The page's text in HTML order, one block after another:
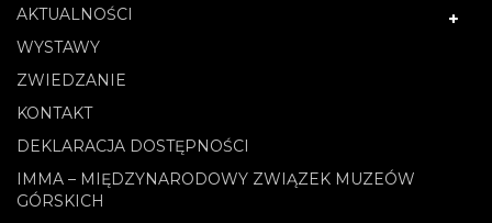
AKTUALNOŚCI
WYSTAWY
ZWIEDZANIE
KONTAKT
DEKLARACJA DOSTĘPNOŚCI
IMMA – MIĘDZYNARODOWY ZWIĄZEK MUZEÓW
GÓRSKICH